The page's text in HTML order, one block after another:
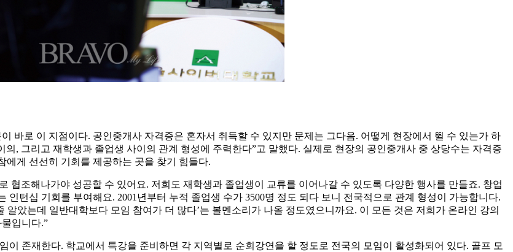
바로 이 지점이다. 공인중개사 자격증은 혼자서 취득할 수 있지만 문제는 그다음. 어떻게 현장에서 뛸 수 있는가 하
, 그리고 재학생과 졸업생 사이의 관계 형성에 주력한다”고 말했다. 실제로 현장의 공인중개사 중 상당수는 자격증
에게 선선히 기회를 제공하는 곳을 찾기 힘들다.
협조해나가야 성공할 수 있어요. 저희도 재학생과 졸업생이 교류를 이어나갈 수 있도록 다양한 행사를 만들죠. 창업
턴십 기회를 부여해요. 2001년부터 누적 졸업생 수가 3500명 정도 되다 보니 전국적으로 관계 형성이 가능합니다.
았는데 일반대학보다 모임 참여가 더 많다’는 볼멘소리가 나올 정도였으니까요. 이 모든 것은 저희가 온라인 강의
입니다.”
존재한다. 학교에서 특강을 준비하면 각 지역별로 순회강연을 할 정도로 전국의 모임이 활성화되어 있다. 골프 모